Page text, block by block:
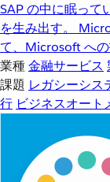
SAP の中に眠って
を生み出す。
て、Microsoft への
業種金融サービス
課題 レガシーシス
行 ビジネスオート